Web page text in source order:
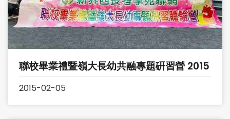
聯校畢業禮暨嶺大長幼共融專題硏習營 2015
2015-02-05